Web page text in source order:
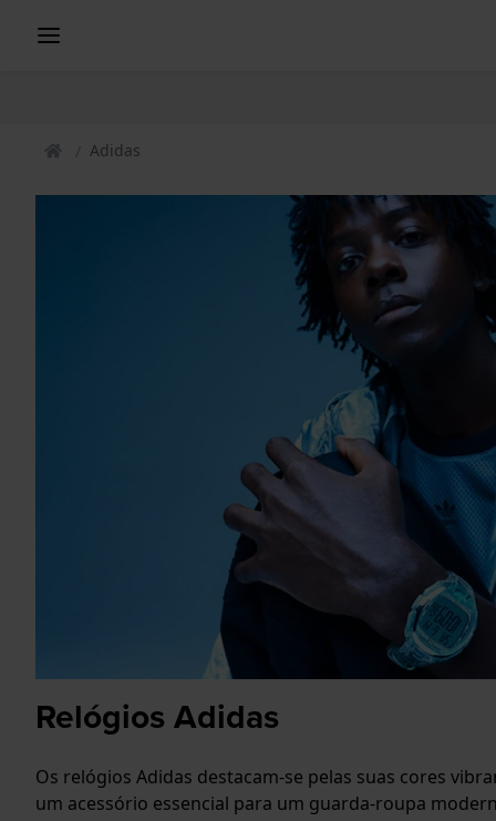
Adidas
Relógios Adidas
Os relógios Adidas destacam-se pelas suas cores
um acessório essencial para um guarda-roupa